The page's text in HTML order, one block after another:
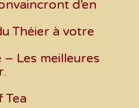
d’en
Théier à votre
Les meilleures
Tea